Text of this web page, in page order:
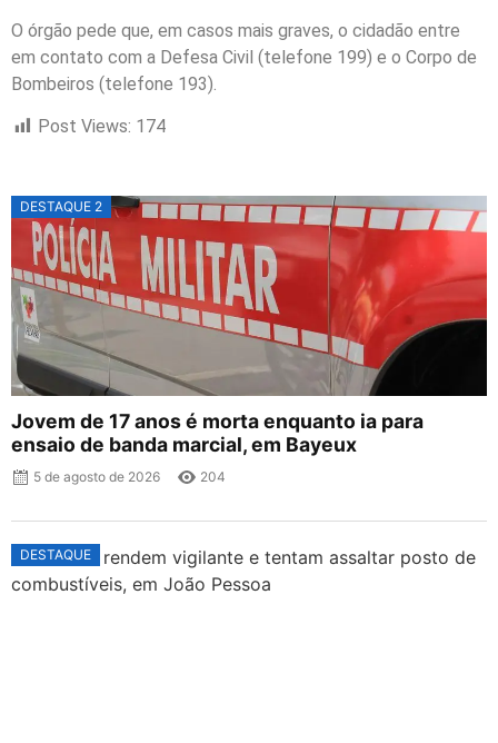
O órgão pede que, em casos mais graves, o cidadão entre
em contato com a Defesa Civil (telefone 199) e o Corpo de
Bombeiros (telefone 193).
Post Views: 174
DESTAQUE 2
Jovem de 17 anos é morta enquanto ia para
ensaio de banda marcial, em Bayeux
5 de agosto de 2026 204
DESTAQUE